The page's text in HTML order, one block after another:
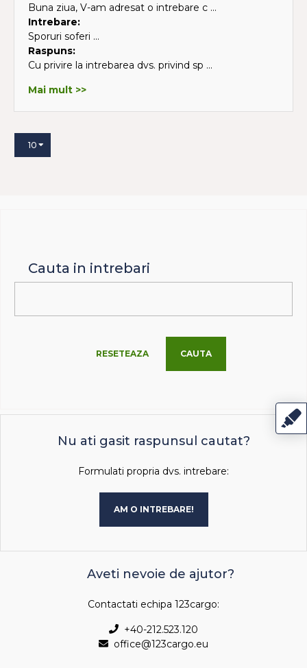
Buna ziua, V-am adresat o intrebare c ...
Intrebare:
Sporuri soferi ...
Raspuns:
Cu privire la intrebarea dvs. privind sp ...
Mai mult >>
10
Cauta in intrebari
RESETEAZA CAUTA
Nu ati gasit raspunsul cautat?
Formulati propria dvs. intrebare:
AM O INTREBARE!
Aveti nevoie de ajutor?
Contactati echipa 123cargo:
+40-212.523.120
office@123cargo.eu